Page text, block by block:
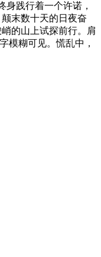
践行着一个许诺，
末数十天的日夜奋
的山上试探前行。肩
模糊可见。慌乱中，